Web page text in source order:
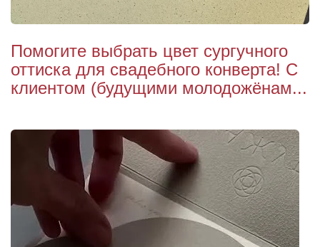
Помогите выбрать цвет сургучного
оттиска для свадебного конверта! С
клиентом (будущими молодожёнам...